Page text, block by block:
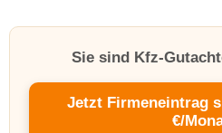
Sie sind Kfz-
Jetzt Firmeneintrag
€/